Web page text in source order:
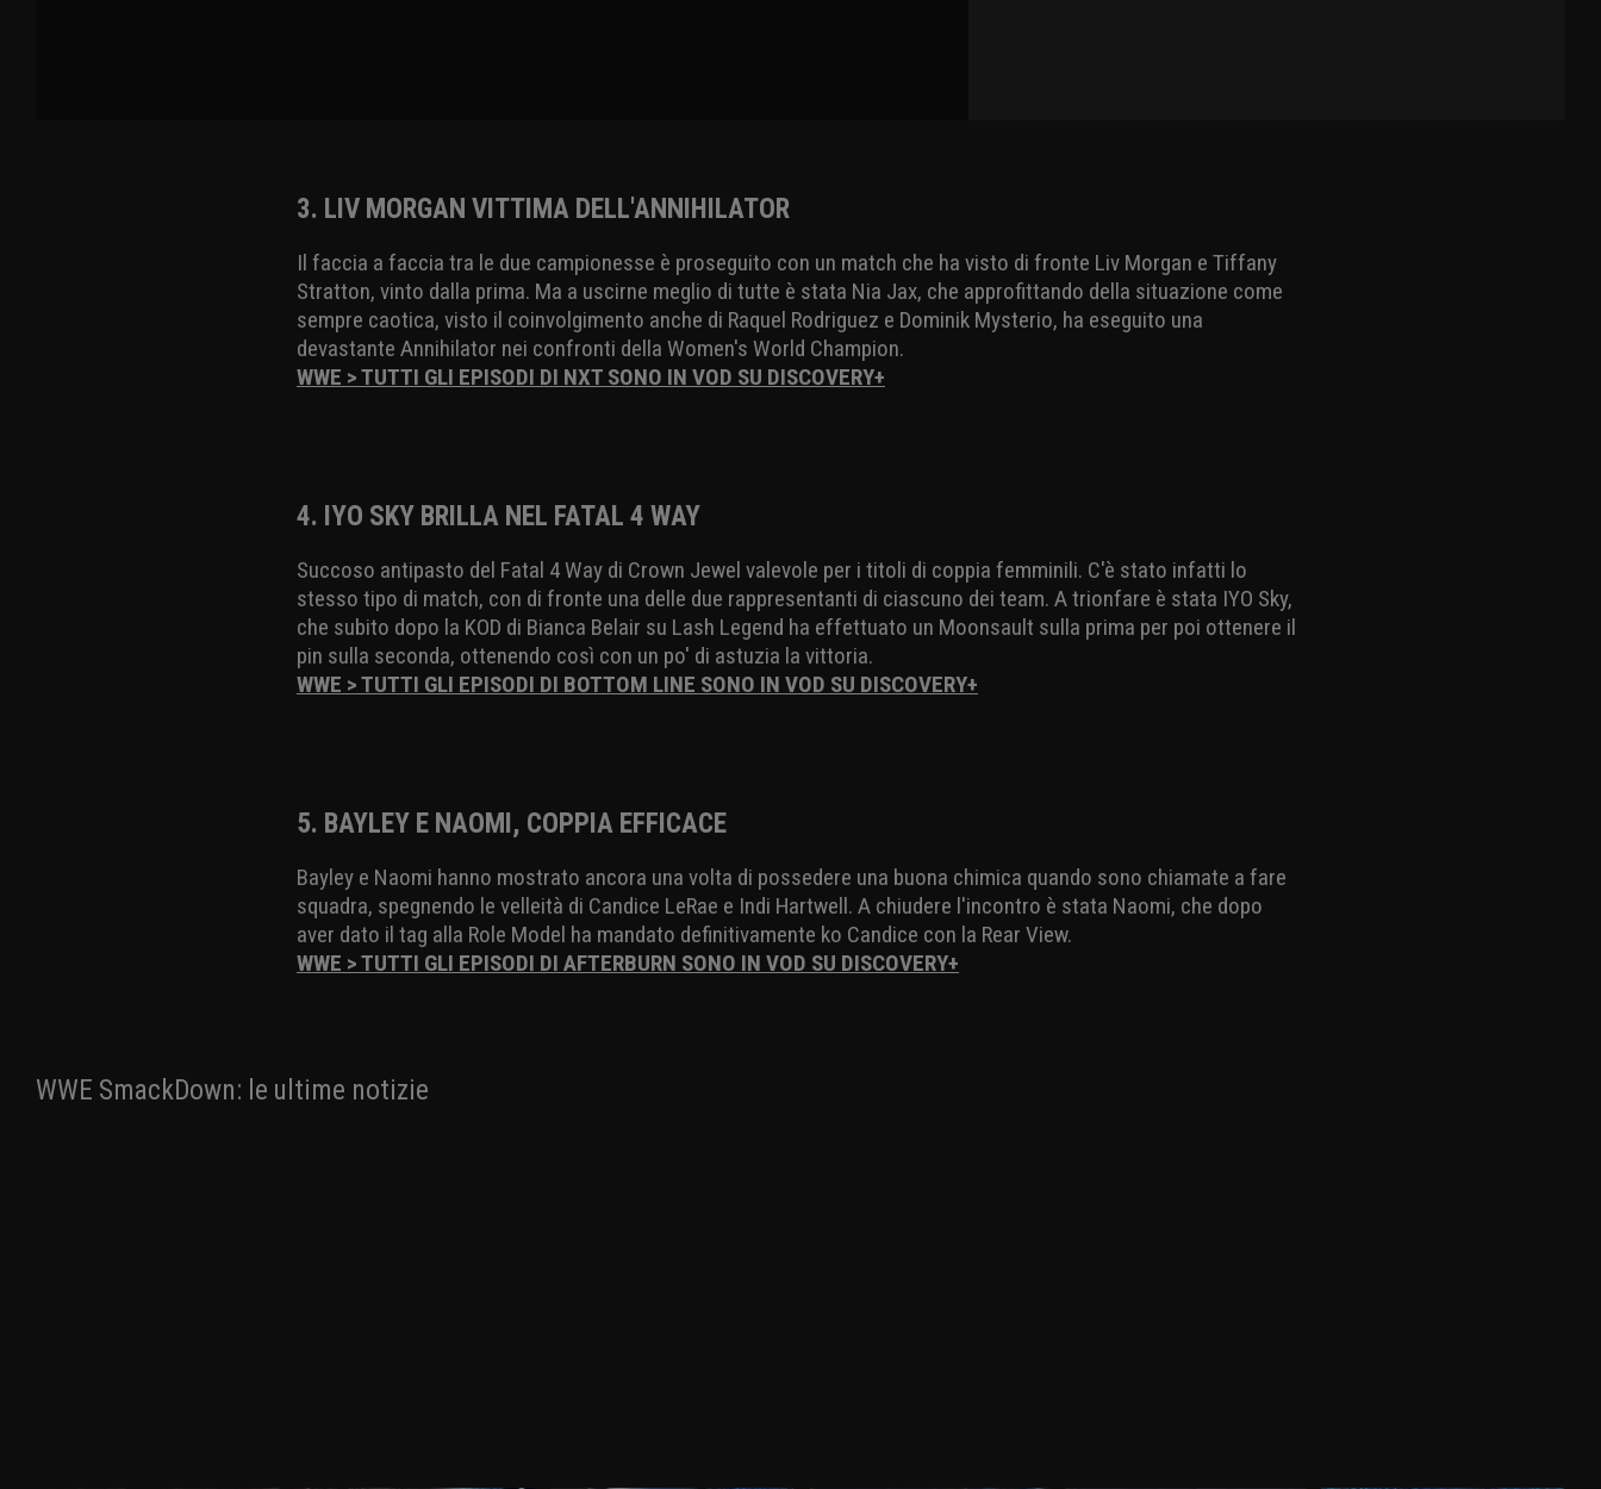
3. LIV MORGAN VITTIMA DELL'ANNIHILATOR
Il faccia a faccia tra le due campionesse è proseguito con un match che ha visto di fronte Liv Morgan e Tiffany
Stratton, vinto dalla prima. Ma a uscirne meglio di tutte è stata Nia Jax, che approfittando della situazione come
sempre caotica, visto il coinvolgimento anche di Raquel Rodriguez e Dominik Mysterio, ha eseguito una
devastante Annihilator nei confronti della Women's World Champion.
WWE > TUTTI GLI EPISODI DI NXT SONO IN VOD SU DISCOVERY+
4. IYO SKY BRILLA NEL FATAL 4 WAY
Succoso antipasto del Fatal 4 Way di Crown Jewel valevole per i titoli di coppia femminili. C'è stato infatti lo
stesso tipo di match, con di fronte una delle due rappresentanti di ciascuno dei team. A trionfare è stata IYO Sky,
che subito dopo la KOD di Bianca Belair su Lash Legend ha effettuato un Moonsault sulla prima per poi ottenere il
pin sulla seconda, ottenendo così con un po' di astuzia la vittoria.
WWE > TUTTI GLI EPISODI DI BOTTOM LINE SONO IN VOD SU DISCOVERY+
5. BAYLEY E NAOMI, COPPIA EFFICACE
Bayley e Naomi hanno mostrato ancora una volta di possedere una buona chimica quando sono chiamate a fare
squadra, spegnendo le velleità di Candice LeRae e Indi Hartwell. A chiudere l'incontro è stata Naomi, che dopo
aver dato il tag alla Role Model ha mandato definitivamente ko Candice con la Rear View.
WWE > TUTTI GLI EPISODI DI AFTERBURN SONO IN VOD SU DISCOVERY+
WWE SmackDown: le ultime notizie